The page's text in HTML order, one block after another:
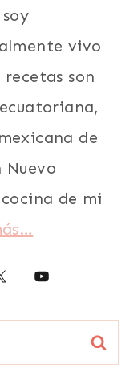
vivo
recetas son
de
Nuevo
de mi